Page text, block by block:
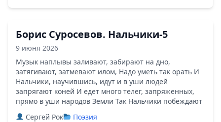
Борис Суросевов. Нальчики-5
9 июня 2026
Музык наплывы заливают, забирают на дно,
затягивают, затмевают илом, Надо уметь так орать И
Нальчики, научившись, идут и в уши людей
запрягают коней И едет много телег, запряженных,
прямо в уши народов Земли Так Нальчики побеждают
Сергей Рок
Поэзия